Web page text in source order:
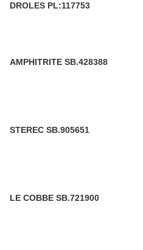
DROLES PL:117753
AMPHITRITE SB.428388
STEREC SB.905651
LE COBBE SB.721900